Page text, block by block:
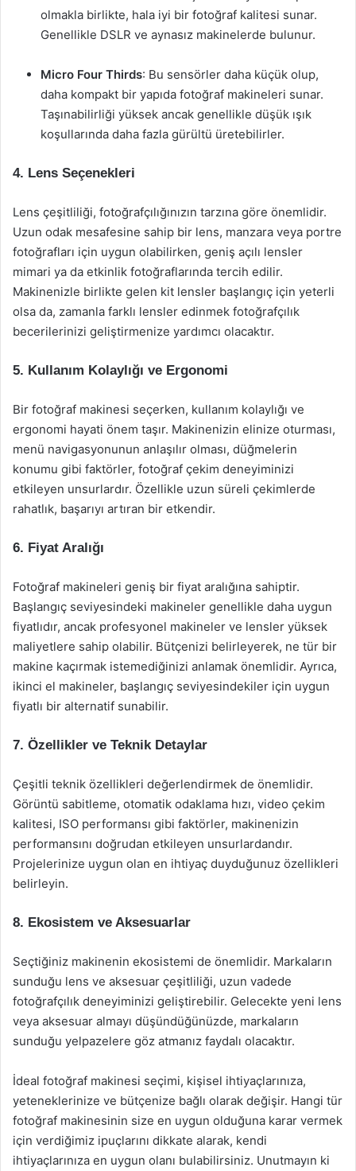
olmakla birlikte, hala iyi bir fotoğraf kalitesi sunar.
Genellikle DSLR ve aynasız makinelerde bulunur.
Micro Four Thirds: Bu sensörler daha küçük olup,
daha kompakt bir yapıda fotoğraf makineleri sunar.
Taşınabilirliği yüksek ancak genellikle düşük ışık
koşullarında daha fazla gürültü üretebilirler.
4. Lens Seçenekleri
Lens çeşitliliği, fotoğrafçılığınızın tarzına göre önemlidir.
Uzun odak mesafesine sahip bir lens, manzara veya portre
fotoğrafları için uygun olabilirken, geniş açılı lensler
mimari ya da etkinlik fotoğraflarında tercih edilir.
Makinenizle birlikte gelen kit lensler başlangıç için yeterli
olsa da, zamanla farklı lensler edinmek fotoğrafçılık
becerilerinizi geliştirmenize yardımcı olacaktır.
5. Kullanım Kolaylığı ve Ergonomi
Bir fotoğraf makinesi seçerken, kullanım kolaylığı ve
ergonomi hayati önem taşır. Makinenizin elinize oturması,
menü navigasyonunun anlaşılır olması, düğmelerin
konumu gibi faktörler, fotoğraf çekim deneyiminizi
etkileyen unsurlardır. Özellikle uzun süreli çekimlerde
rahatlık, başarıyı artıran bir etkendir.
6. Fiyat Aralığı
Fotoğraf makineleri geniş bir fiyat aralığına sahiptir.
Başlangıç seviyesindeki makineler genellikle daha uygun
fiyatlıdır, ancak profesyonel makineler ve lensler yüksek
maliyetlere sahip olabilir. Bütçenizi belirleyerek, ne tür bir
makine kaçırmak istemediğinizi anlamak önemlidir. Ayrıca,
ikinci el makineler, başlangıç seviyesindekiler için uygun
fiyatlı bir alternatif sunabilir.
7. Özellikler ve Teknik Detaylar
Çeşitli teknik özellikleri değerlendirmek de önemlidir.
Görüntü sabitleme, otomatik odaklama hızı, video çekim
kalitesi, ISO performansı gibi faktörler, makinenizin
performansını doğrudan etkileyen unsurlardandır.
Projelerinize uygun olan en ihtiyaç duyduğunuz özellikleri
belirleyin.
8. Ekosistem ve Aksesuarlar
Seçtiğiniz makinenin ekosistemi de önemlidir. Markaların
sunduğu lens ve aksesuar çeşitliliği, uzun vadede
fotoğrafçılık deneyiminizi geliştirebilir. Gelecekte yeni lens
veya aksesuar almayı düşündüğünüzde, markaların
sunduğu yelpazelere göz atmanız faydalı olacaktır.
İdeal fotoğraf makinesi seçimi, kişisel ihtiyaçlarınıza,
yeteneklerinize ve bütçenize bağlı olarak değişir. Hangi tür
fotoğraf makinesinin size en uygun olduğuna karar vermek
için verdiğimiz ipuçlarını dikkate alarak, kendi
ihtiyaçlarınıza en uygun olanı bulabilirsiniz. Unutmayın ki